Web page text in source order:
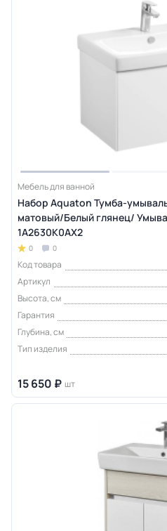
Мебель для ванной
Набор Aquaton Тумба-
матовый/Белый глянец/
1A2630K0AX2
0 0
Код товара
Артикул
Высота, см
Гарантия
Глубина, см
Тип изделия
15 650 ₽ шт